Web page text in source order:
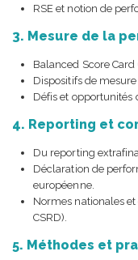
RSE et notion de
3. Mesure de la
Balanced Score Card
Dispositifs de
Défis et opportunités
4. Reporting et
Du reporting
Déclaration de
européenne.
Normes nationales
CSRD).
5. Méthodes et